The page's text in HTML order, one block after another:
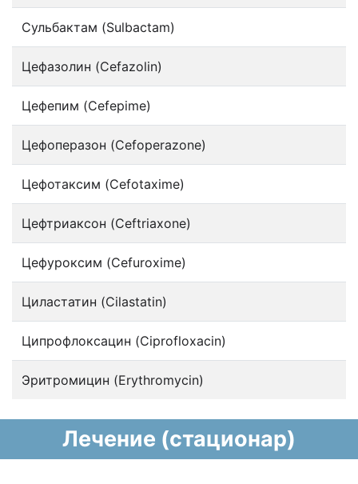
Сульбактам (Sulbactam)
Цефазолин (Cefazolin)
Цефепим (Cefepime)
Цефоперазон (Cefoperazone)
Цефотаксим (Cefotaxime)
Цефтриаксон (Ceftriaxone)
Цефуроксим (Cefuroxime)
Циластатин (Cilastatin)
Ципрофлоксацин (Ciprofloxacin)
Эритромицин (Erythromycin)
Лечение (стационар)